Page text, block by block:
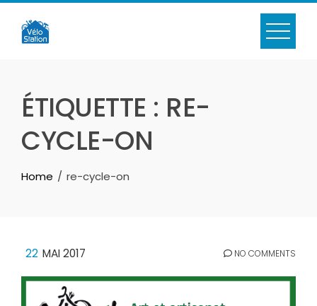
Skip
content
ÉTIQUETTE : RE-
CYCLE-ON
Home re-cycle-on
22 MAI 2017 NO COMMENTS